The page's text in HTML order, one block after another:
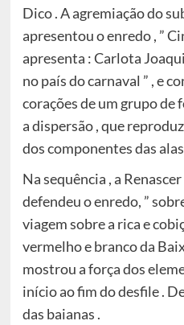
Dico . A agremiação do
apresentou o enredo , ”
apresenta : Carlota
no país do carnaval ” , e
corações de um grupo
a dispersão , que
dos componentes das
Na sequência , a
defendeu o enredo, ”
viagem sobre a rica e
vermelho e branco da
mostrou a força dos
início ao fim do desfile .
das baianas .